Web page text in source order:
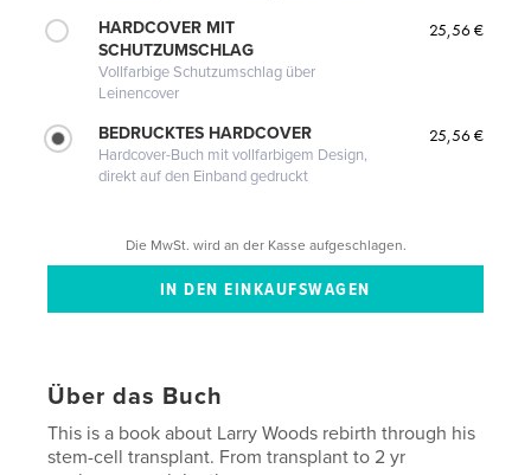
HARDCOVER MIT
SCHUTZUMSCHLAG
Vollfarbige Schutzumschlag über
Leinencover
25,56 €
BEDRUCKTES HARDCOVER
Hardcover-Buch mit vollfarbigem Design,
direkt auf den Einband gedruckt
25,56 €
Die MwSt. wird an der Kasse aufgeschlagen.
Über das Buch
This is a book about Larry Woods rebirth through his
stem-cell transplant. From transplant to 2 yr